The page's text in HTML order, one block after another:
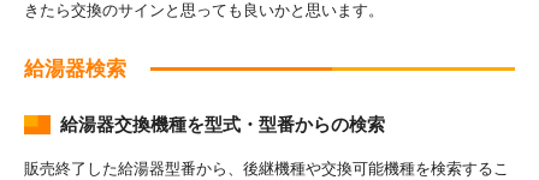
きたら交換のサインと思っても良いかと思います。
給湯器検索
給湯器交換機種を型式・型番からの検索
販売終了した給湯器型番から、後継機種や交換可能機種を検索するこ